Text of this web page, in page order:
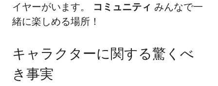
イヤーがいます。
コミュニティ みんなで一
緒に楽しめる場所！
キャラクターに関する驚くべ
き事実